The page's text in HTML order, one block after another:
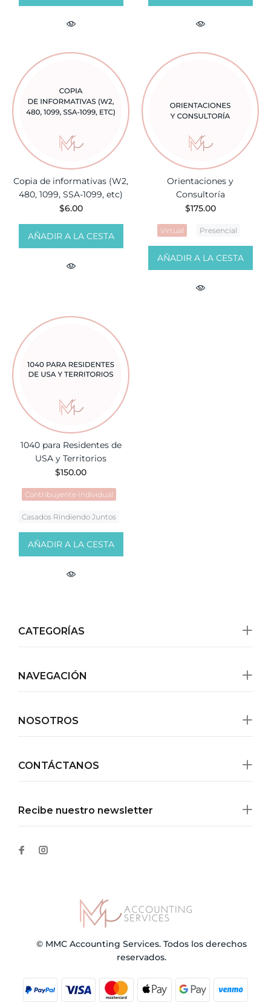
Copia de informativas (W2,
480, 1099, SSA-1099, etc)
$6.00
AÑADIR A LA CESTA
Orientaciones y
Consultoría
$175.00
Virtual Presencial
AÑADIR A LA CESTA
1040 para Residentes de
USA y Territorios
$150.00
Contribuyente Individual
Casados Rindiendo Juntos
AÑADIR A LA CESTA
Recibe nuestro newsletter
CATEGORÍAS
NAVEGACIÓN
NOSOTROS
CONTÁCTANOS
© MMC Accounting Services. Todos los derechos
reservados.